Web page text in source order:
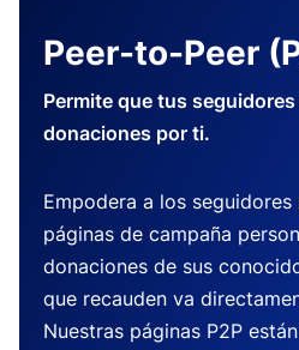
Peer-to-Peer
Permite que tus
donaciones por ti.
Empodera a los
páginas de campaña
donaciones de sus
que recauden va
Nuestras páginas P2P